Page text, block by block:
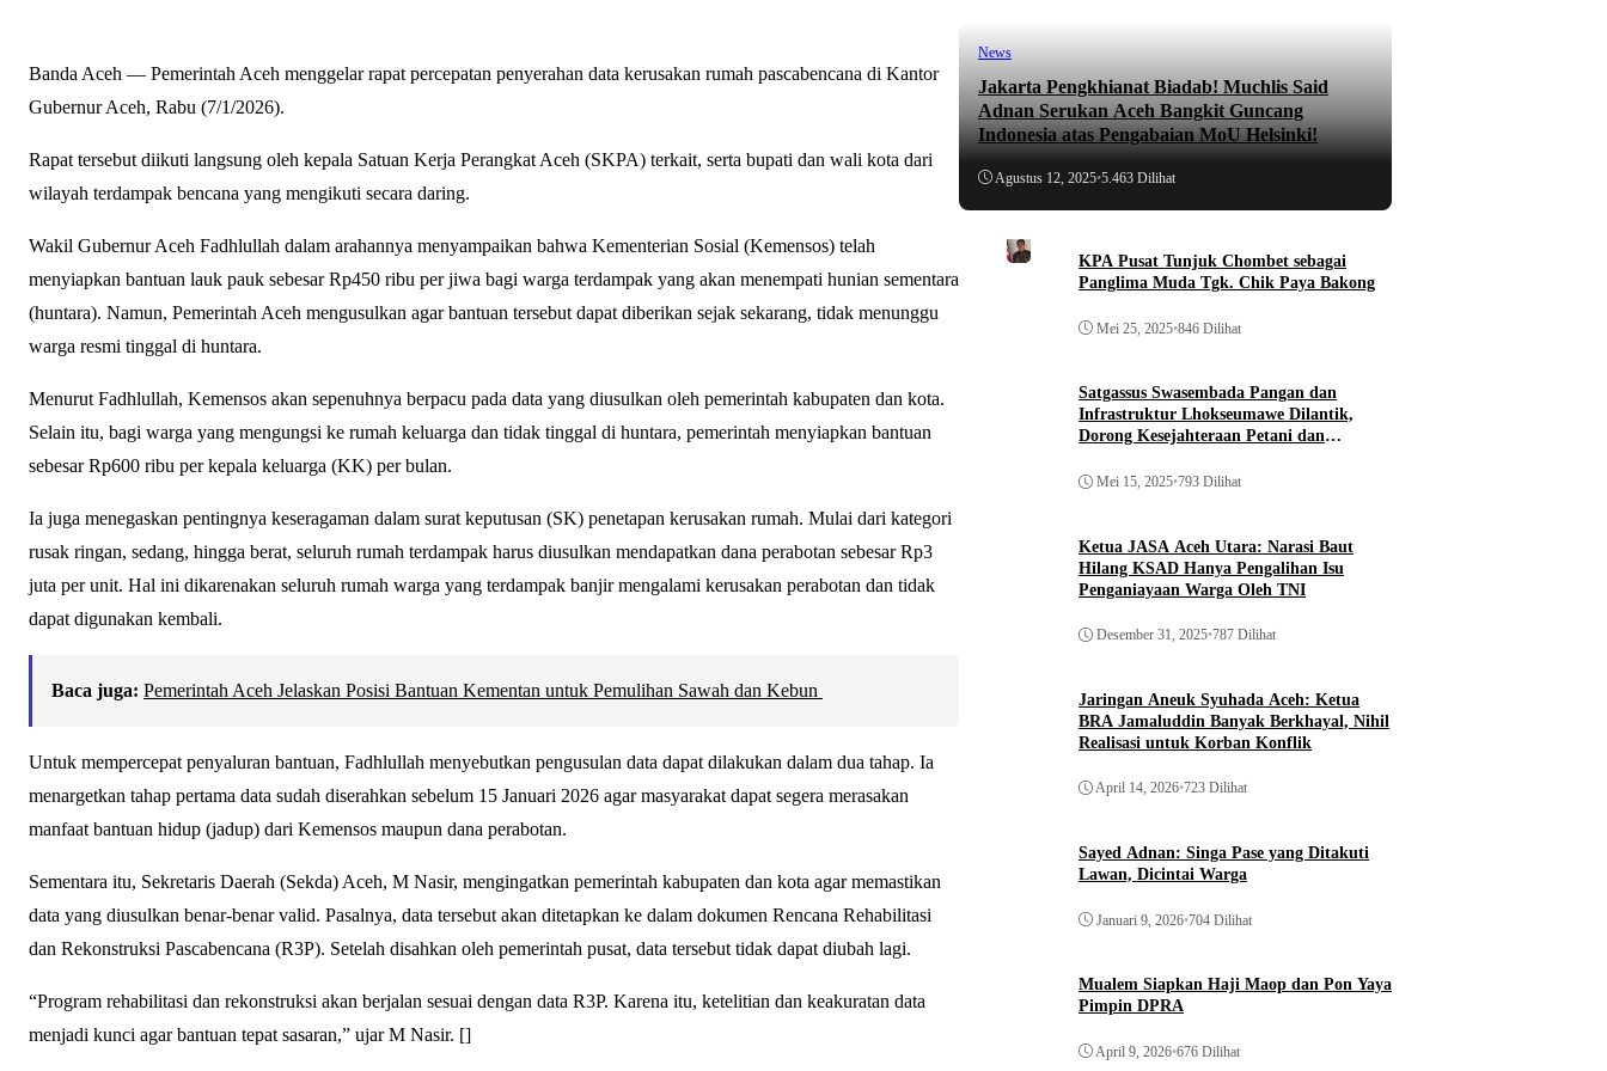
Banda Aceh — Pemerintah Aceh menggelar rapat percepatan penyerahan data kerusakan rumah pascabencana di Kantor
Gubernur Aceh, Rabu (7/1/2026).
Rapat tersebut diikuti langsung oleh kepala Satuan Kerja Perangkat Aceh (SKPA) terkait, serta bupati dan wali kota dari
wilayah terdampak bencana yang mengikuti secara daring.
Wakil Gubernur Aceh Fadhlullah dalam arahannya menyampaikan bahwa Kementerian Sosial (Kemensos) telah
menyiapkan bantuan lauk pauk sebesar Rp450 ribu per jiwa bagi warga terdampak yang akan menempati hunian sementara
(huntara). Namun, Pemerintah Aceh mengusulkan agar bantuan tersebut dapat diberikan sejak sekarang, tidak menunggu
warga resmi tinggal di huntara.
Menurut Fadhlullah, Kemensos akan sepenuhnya berpacu pada data yang diusulkan oleh pemerintah kabupaten dan kota.
Selain itu, bagi warga yang mengungsi ke rumah keluarga dan tidak tinggal di huntara, pemerintah menyiapkan bantuan
sebesar Rp600 ribu per kepala keluarga (KK) per bulan.
Ia juga menegaskan pentingnya keseragaman dalam surat keputusan (SK) penetapan kerusakan rumah. Mulai dari kategori
rusak ringan, sedang, hingga berat, seluruh rumah terdampak harus diusulkan mendapatkan dana perabotan sebesar Rp3
juta per unit. Hal ini dikarenakan seluruh rumah warga yang terdampak banjir mengalami kerusakan perabotan dan tidak
dapat digunakan kembali.
Baca juga: Pemerintah Aceh Jelaskan Posisi Bantuan Kementan untuk Pemulihan Sawah dan Kebun
Untuk mempercepat penyaluran bantuan, Fadhlullah menyebutkan pengusulan data dapat dilakukan dalam dua tahap. Ia
menargetkan tahap pertama data sudah diserahkan sebelum 15 Januari 2026 agar masyarakat dapat segera merasakan
manfaat bantuan hidup (jadup) dari Kemensos maupun dana perabotan.
Sementara itu, Sekretaris Daerah (Sekda) Aceh, M Nasir, mengingatkan pemerintah kabupaten dan kota agar memastikan
data yang diusulkan benar-benar valid. Pasalnya, data tersebut akan ditetapkan ke dalam dokumen Rencana Rehabilitasi
dan Rekonstruksi Pascabencana (R3P). Setelah disahkan oleh pemerintah pusat, data tersebut tidak dapat diubah lagi.
“Program rehabilitasi dan rekonstruksi akan berjalan sesuai dengan data R3P. Karena itu, ketelitian dan keakuratan data
menjadi kunci agar bantuan tepat sasaran,” ujar M Nasir. []
News
Jakarta Pengkhianat Biadab! Muchlis Said
Adnan Serukan Aceh Bangkit Guncang
Indonesia atas Pengabaian MoU Helsinki!
Agustus 12, 2025•5.463 Dilihat
KPA Pusat Tunjuk Chombet sebagai
Panglima Muda Tgk. Chik Paya Bakong
Mei 25, 2025•846 Dilihat
Satgassus Swasembada Pangan dan
Infrastruktur Lhokseumawe Dilantik,
Dorong Kesejahteraan Petani dan
Mei 15, 2025•793 Dilihat
Ketua JASA Aceh Utara: Narasi Baut
Hilang KSAD Hanya Pengalihan Isu
Penganiayaan Warga Oleh TNI
Desember 31, 2025•787 Dilihat
Jaringan Aneuk Syuhada Aceh: Ketua
BRA Jamaluddin Banyak Berkhayal, Nihil
Realisasi untuk Korban Konflik
April 14, 2026•723 Dilihat
Sayed Adnan: Singa Pase yang Ditakuti
Lawan, Dicintai Warga
Januari 9, 2026•704 Dilihat
Mualem Siapkan Haji Maop dan Pon Yaya
Pimpin DPRA
April 9, 2026•676 Dilihat